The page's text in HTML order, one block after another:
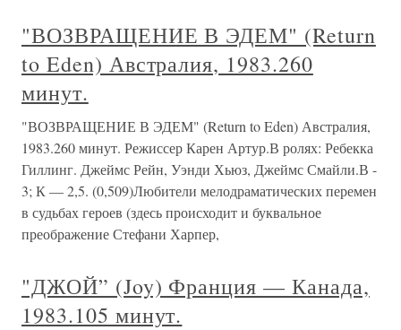
"ВОЗВРАЩЕНИЕ В ЭДЕМ" (Return
to Eden) Австралия, 1983.260
минут.
"ВОЗВРАЩЕНИЕ В ЭДЕМ" (Return to Eden) Австралия,
1983.260 минут. Режиссер Карен Артур.В ролях: Ребекка
Гиллинг. Джеймс Рейн, Уэнди Хьюз, Джеймс Смайли.В -
3; К — 2,5. (0,509)Любители мелодраматических перемен
в судьбах героев (здесь происходит и буквальное
преображение Стефани Харпер,
"ДЖОЙ” (Joy) Франция — Канада,
1983.105 минут.